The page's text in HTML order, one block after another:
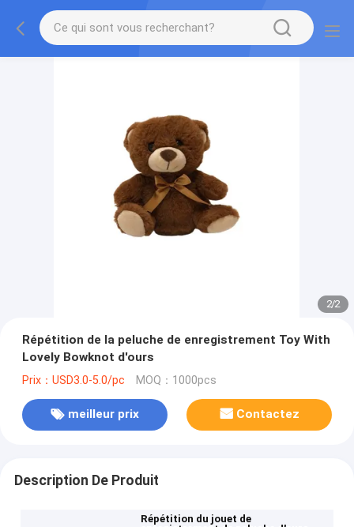
2/2
Répétition de la peluche de enregistrement Toy With
Lovely Bowknot d'ours
Prix：USD3.0-5.0/pc MOQ：1000pcs
meilleur prix Contactez
Description De Produit
Répétition du jouet de